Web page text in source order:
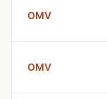
OMV
OMV